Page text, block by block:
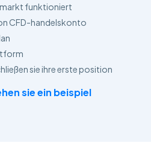
funktioniert
CFD-handelskonto
sie ihre erste position
sie ein beispiel